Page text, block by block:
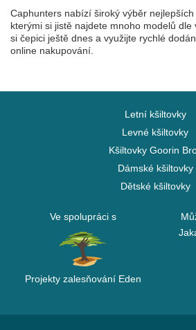
Caphunters nabízí široký výběr
kterými si jistě najdete mnoho modelů dle
si čepici ještě dnes a využijte rychlé
online nakupování.
Letní kšiltovky
Levné kšiltovky
Kšiltovky Goorin
Dámské kšiltovky
Dětské kšiltovky
Ve spolupráci s
Projekty zalesňování Eden